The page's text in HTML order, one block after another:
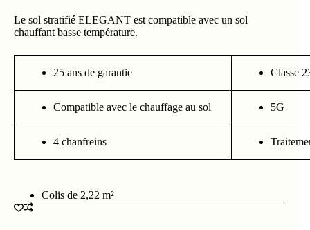
Le sol stratifié ELEGANT est compatible avec un sol
chauffant basse température.
25 ans de garantie Classe
Compatible avec le chauffage au sol 5G
4 chanfreins
Colis de 2,22 m²